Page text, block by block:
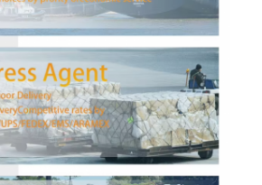
حمل و نقل حمل و نقل هوایی
حمل و نقل دریایی
حمل و نقل DDP از چین
حمل و نقل اکسپرس
حمل و نقل ریلی